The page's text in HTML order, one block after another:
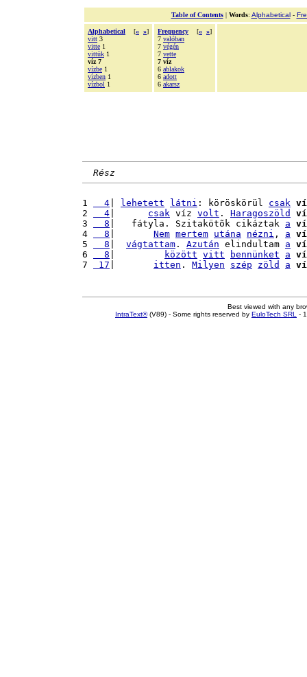
Table of Contents| Words: Alphabetical-
Alphabetical [« »]
vitt 3
vitte 1
vittük 1
víz 7
vízbe 1
vízben 1
vízbol 1
Frequency [« »]
7 valóban
7 végén
7 vette
7 víz
6 ablakok
6 adott
6 akarsz
Rész
1
  4
lehetett látni : köröskörül csak
2
  4
csak víz volt . Haragoszöld
3
  8
|   fátyla. Szitakötõk cikáztak a
4
  8
Nem mertem utána nézni , a
5
  8
vágtattam . Azután elindultam a
6
  8
között vitt bennünket a
7
17 itten . Milyen szép zöld a
Best viewed with any
IntraText®(V89) - Some rights reserved by EuloTech SRL -